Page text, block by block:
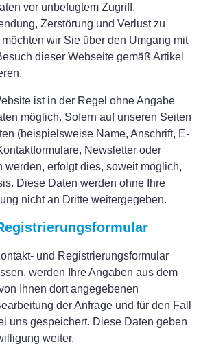
vor unbefugtem Zugriff,
Zerstörung und Verlust zu
wir Sie über den Umgang mit
dieser Webseite gemäß Artikel
ist in der Regel ohne Angabe
möglich. Sofern auf unseren Seiten
(beispielsweise Name, Anschrift, E-
Newsletter oder
werden, erfolgt dies, soweit möglich,
Diese Daten werden ohne Ihre
nicht an Dritte weitergegeben.
und Registrierungsformular
werden Ihre Angaben aus dem
Ihnen dort angegebenen
der Anfrage und für den Fall
uns gespeichert. Diese Daten geben
weiter.